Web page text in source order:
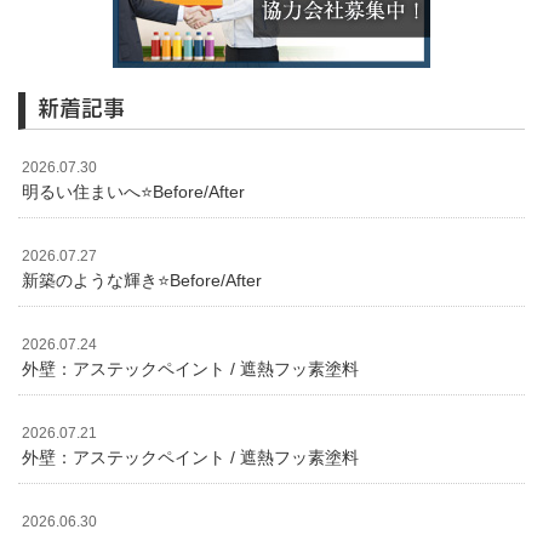
新着記事
2026.07.30
明るい住まいへ⭐️Before/After
2026.07.27
新築のような輝き⭐️Before/After
2026.07.24
外壁：アステックペイント / 遮熱フッ素塗料
2026.07.21
外壁：アステックペイント / 遮熱フッ素塗料
2026.06.30